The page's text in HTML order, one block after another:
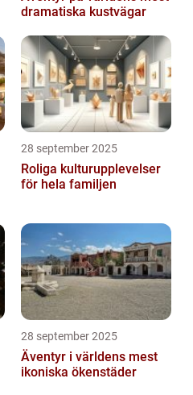
dramatiska kustvägar
28 september 2025
Roliga kulturupplevelser
för hela familjen
28 september 2025
Äventyr i världens mest
ikoniska ökenstäder